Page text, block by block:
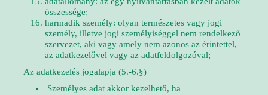
összessége;
harmadik személy: olyan természetes vagy jogi
személy, illetve jogi személyiséggel nem rendelkező
szervezet, aki vagy amely nem azonos az érintettel,
az adatkezelővel vagy az adatfeldolgozóval;
Az adatkezelés jogalapja (5.-6.§)
Személyes adat akkor kezelhető, ha